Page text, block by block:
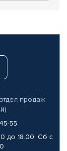
продаж
55
до 18.00, Сб с